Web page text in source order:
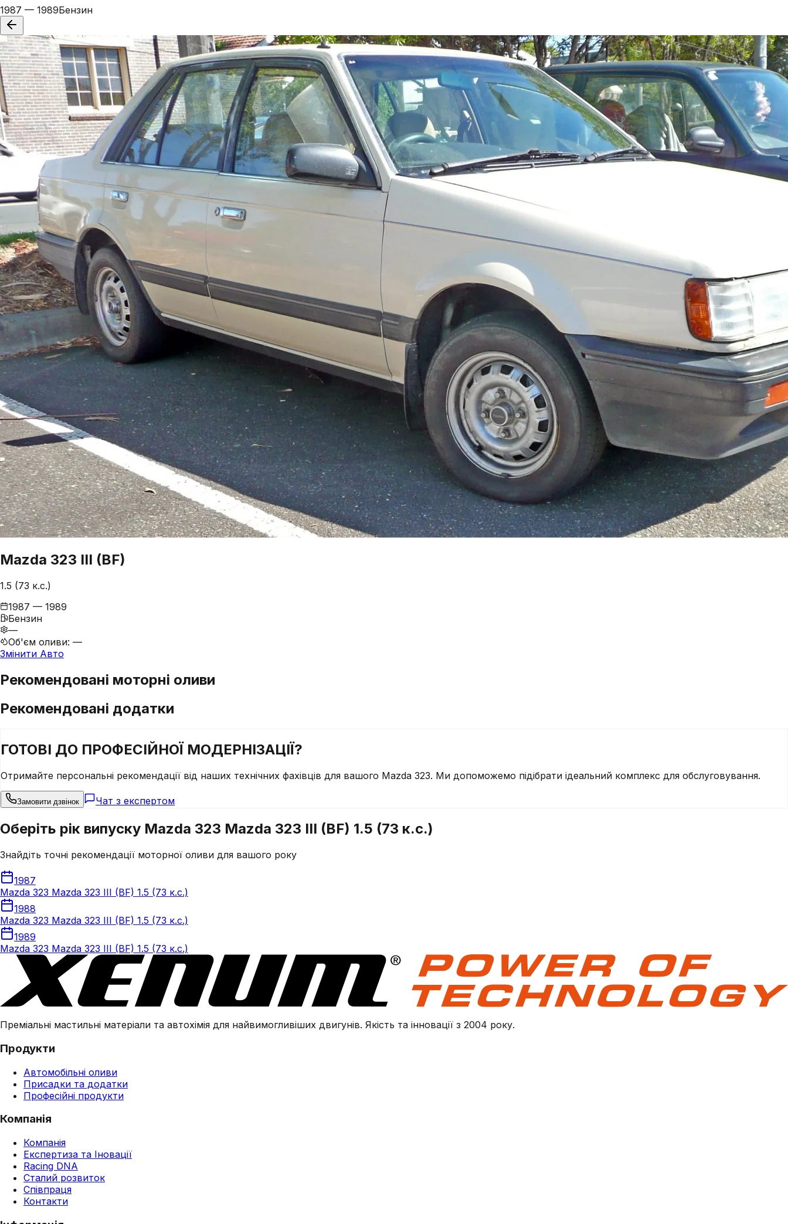
1987 — 1989Бензин
Mazda 323 III (BF)
1.5 (73 к.с.)
1987 — 1989
Бензин
—
Об'єм оливи: —
Змінити Авто
Рекомендовані моторні оливи
Рекомендовані додатки
ГОТОВІ ДО ПРОФЕСІЙНОЇ МОДЕРНІЗАЦІЇ?
Отримайте персональні рекомендації від наших технічних фахівців для вашого Mazda 323. Ми допоможемо підібрати ідеальний комплекс для обслуговування.
Замовити дзвінок Чат з експертом
Оберіть рік випуску Mazda 323 Mazda 323 III (BF) 1.5 (73 к.с.)
Знайдіть точні рекомендації моторної оливи для вашого року
1987
Mazda 323 Mazda 323 III (BF) 1.5 (73 к.с.)
1988
Mazda 323 Mazda 323 III (BF) 1.5 (73 к.с.)
1989
Mazda 323 Mazda 323 III (BF) 1.5 (73 к.с.)
Преміальні мастильні матеріали та автохімія для найвимогливіших двигунів. Якість та інновації з 2004 року.
Продукти
Автомобільні оливи
Присадки та додатки
Професійні продукти
Компанія
Компанія
Експертиза та Іновації
Racing DNA
Сталий розвиток
Співпраця
Контакти